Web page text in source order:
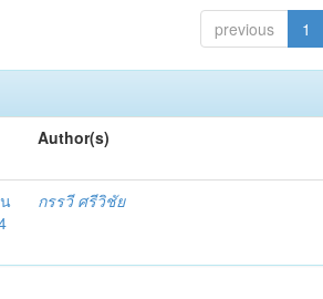
previous 1
Author(s)
กรรวี ศรีวิชัย